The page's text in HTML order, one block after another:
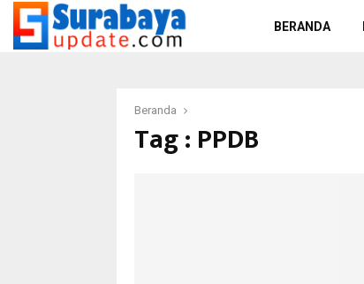
BERANDA
Beranda
Tag : PPDB